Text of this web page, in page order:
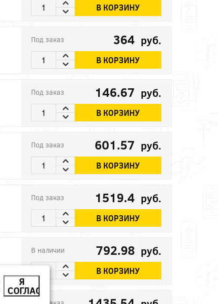
В КОРЗИНУ
Под заказ 364 руб.
В КОРЗИНУ
Под заказ 146.67 руб.
В КОРЗИНУ
Под заказ 601.57 руб.
В КОРЗИНУ
Под заказ 1519.4 руб.
В КОРЗИНУ
В наличии 792.98 руб.
В КОРЗИНУ
Я
СОГЛАСЕН